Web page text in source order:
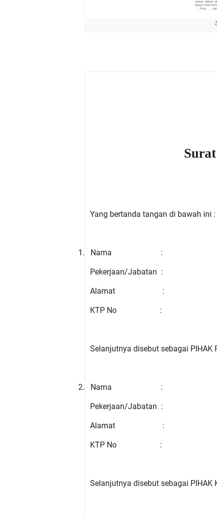
Yang bertanda tangan di bawah ini :
1. Nama :
Pekerjaan/Jabatan :
Alamat :
KTP No :
Selanjutnya disebut sebagai PIHAK
2. Nama :
Pekerjaan/Jabatan :
Alamat :
KTP No :
Selanjutnya disebut sebagai PIHAK